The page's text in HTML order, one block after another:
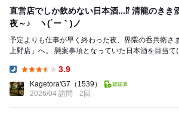
直営店でしか飲めない日本酒...⁉ 清龍のきき
夜～♪ ヽ(´ー｀)ノ
予定よりも仕事が早く終わった夜、界隈の呑兵衛さ
上野店」へ。 懸案事項となっていた日本酒を目当てに伺いました。 店名
3.9
Kagetora'G7 （1539）
2026/04 訪問
2回